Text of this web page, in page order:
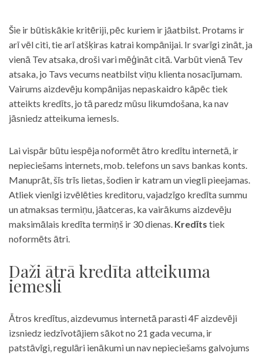
Šie ir būtiskākie kritēriji, pēc kuriem ir jāatbilst. Protams ir
arī vēl citi, tie arī atšķiras katrai kompānijai. Ir svarīgi zināt, ja
vienā Tev atsaka, droši vari mēģināt citā. Varbūt vienā Tev
atsaka, jo Tavs vecums neatbilst viņu klienta nosacījumam.
Vairums aizdevēju kompānijas nepaskaidro kāpēc tiek
atteikts kredīts, jo tā paredz mūsu likumdošana, ka nav
jāsniedz atteikuma iemesls.
Lai vispār būtu iespēja noformēt ātro kredītu internetā, ir
nepieciešams internets, mob. telefons un savs bankas konts.
Manuprāt, šīs trīs lietas, šodien ir katram un viegli pieejamas.
Atliek vienīgi izvēlēties kreditoru, vajadzīgo kredīta summu
un atmaksas termiņu, jāatceras, ka vairākums aizdevēju
maksimālais kredīta termiņš ir 30 dienas. Kredīts tiek
noformēts ātri.
Daži ātrā kredīta atteikuma
iemesli
Ātros kredītus, aizdevumus internetā parasti 4F aizdevēji
izsniedz iedzīvotājiem sākot no 21 gada vecuma, ir
patstāvīgi, regulāri ienākumi un nav nepieciešams galvojums